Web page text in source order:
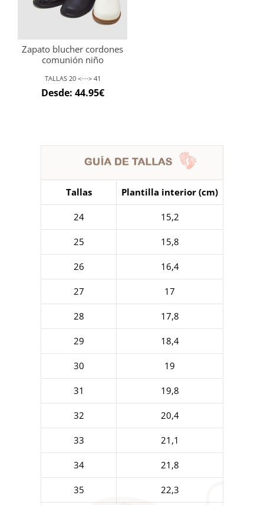
Zapato blucher cordones
comunión niño
TALLAS 20 <····> 41
Desde: 44.95€
Tallas Plantilla interior (cm)
24 15,2
25 15,8
26 16,4
27 17
28 17,8
29 18,4
30 19
31 19,8
32 20,4
33 21,1
34 21,8
35 22,3